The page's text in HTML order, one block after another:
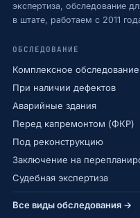
экспертиза, обследование
в штате, работаем с 2011
ОБСЛЕДОВАНИЕ
Комплексное обследование
При наличии дефектов
Аварийные здания
Перед капремонтом (ФКР)
Под реконструкцию
Заключение на
Судебная экспертиза
Все виды обследования →